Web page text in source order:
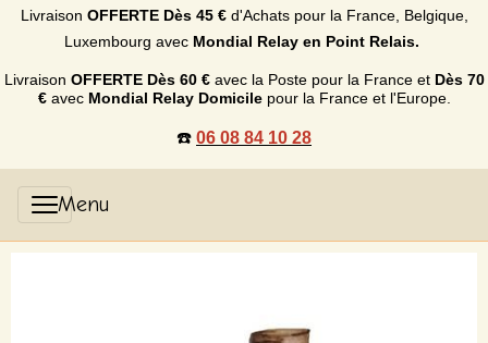
Livraison OFFERTE Dès 45 €d'Achats pour la France, Belgique,
Luxembourg avec Mondial Relay en Point Relais.
Livraison OFFERTE Dès 60 €avec la Poste pour la France et Dès 70
€avec Mondial Relay Domicilepour la France et l'Europe.
☎️ 06 08 84 10 28